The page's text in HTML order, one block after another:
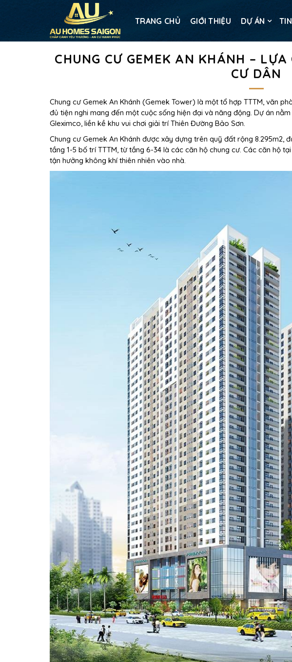
TRANG CHỦ GIỚI THIỆU DỰ ÁN
CHUNG CƯ GEMEK AN KHÁNH –
CƯ DÂN
Chung cư Gemek An Khánh (Gemek Tower) là một tổ hợp TTTM, văn
đủ tiện nghi mang đến một cuộc sống hiện đại và năng động. Dự án
Gleximco, liền kề khu vui chơi giải trí Thiên Đường Bảo Sơn.
Chung cư Gemek An Khánh được xây dựng trên quỹ đất rộng
tầng 1-5 bố trí TTTM, từ tầng 6-34 là các căn hộ chung cư. Các căn hộ
tận hưởng không khí thiên nhiên vào nhà.